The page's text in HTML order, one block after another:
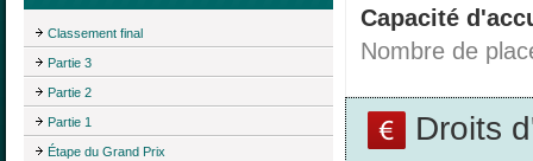
Classement final
Partie 3
Partie 2
Partie 1
Étape du Grand Prix
Capacité
Nombre de
Droits